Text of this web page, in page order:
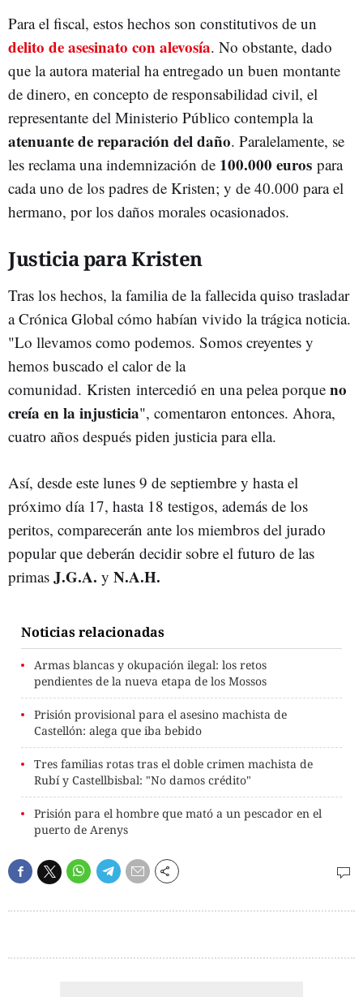
Para el fiscal, estos hechos son constitutivos de un
delito de asesinato con alevosía. No obstante, dado
que la autora material ha entregado un buen montante
de dinero, en concepto de responsabilidad civil, el
representante del Ministerio Público contempla la
atenuante de reparación del daño. Paralelamente, se
les reclama una indemnización de 100.000 euros para
cada uno de los padres de Kristen; y de 40.000 para el
hermano, por los daños morales ocasionados.
Justicia para Kristen
Tras los hechos, la familia de la fallecida quiso trasladar
a Crónica Global cómo habían vivido la trágica noticia.
"Lo llevamos como podemos. Somos creyentes y
hemos buscado el calor de la
comunidad. Kristen intercedió en una pelea porque no
creía en la injusticia", comentaron entonces. Ahora,
cuatro años después piden justicia para ella.
Así, desde este lunes 9 de septiembre y hasta el
próximo día 17, hasta 18 testigos, además de los
peritos, comparecerán ante los miembros del jurado
popular que deberán decidir sobre el futuro de las
primas J.G.A. y N.A.H.
Noticias relacionadas
Armas blancas y okupación ilegal: los retos
pendientes de la nueva etapa de los Mossos
Prisión provisional para el asesino machista de
Castellón: alega que iba bebido
Tres familias rotas tras el doble crimen machista de
Rubí y Castellbisbal: "No damos crédito"
Prisión para el hombre que mató a un pescador en el
puerto de Arenys